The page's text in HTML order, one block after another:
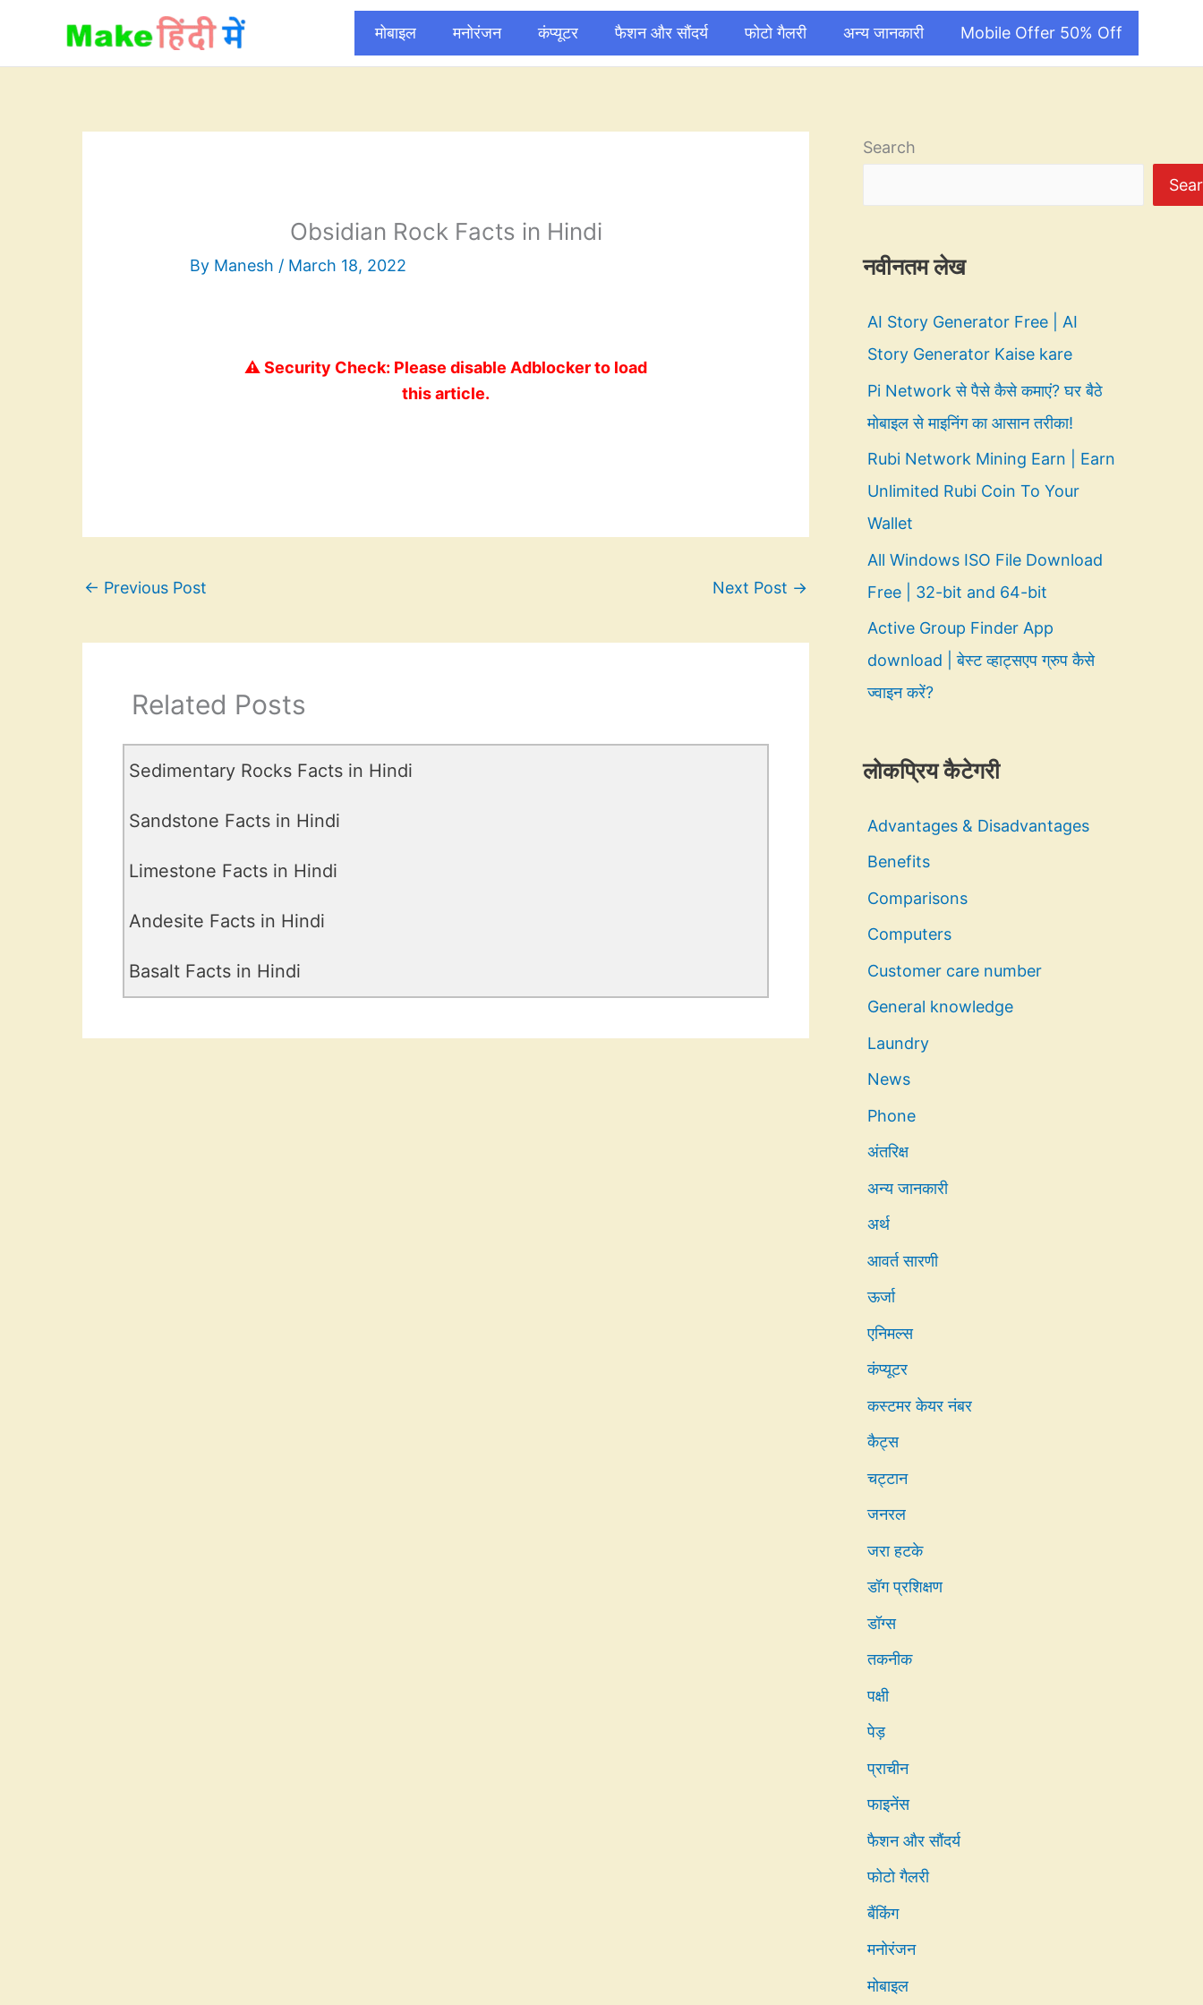
content
मोबाइल मनोरंजन कंप्यूटर फैशन और सौंदर्य फोटो गैलरी अन्य जानकारी Mobile Offer 50% Off
Obsidian Rock Facts in Hindi
By Manesh / March 18, 2022
⚠️ Security Check: Please disable Adblocker to load
this article.
← Previous Post Next Post →
Related Posts
Sedimentary Rocks Facts in Hindi
Sandstone Facts in Hindi
Limestone Facts in Hindi
Andesite Facts in Hindi
Basalt Facts in Hindi
Search
नवीनतम लेख
AI Story Generator Free | AI
Story Generator Kaise kare
Pi Network से पैसे कैसे कमाएं? घर बैठे
मोबाइल से माइनिंग का आसान तरीका!
Rubi Network Mining Earn | Earn
Unlimited Rubi Coin To Your
Wallet
All Windows ISO File Download
Free | 32-bit and 64-bit
Active Group Finder App
download | बेस्ट व्हाट्सएप ग्रुप कैसे
ज्वाइन करें?
लोकप्रिय कैटेगरी
Advantages & Disadvantages
Benefits
Comparisons
Computers
Customer care number
General knowledge
Laundry
News
Phone
अंतरिक्ष
अन्य जानकारी
अर्थ
आवर्त सारणी
ऊर्जा
एनिमल्स
कंप्यूटर
कस्टमर केयर नंबर
कैट्स
चट्टान
जनरल
जरा हटके
डॉग प्रशिक्षण
डॉग्स
तकनीक
पक्षी
पेड़
प्राचीन
फाइनेंस
फैशन और सौंदर्य
फोटो गैलरी
बैंकिंग
मनोरंजन
मोबाइल